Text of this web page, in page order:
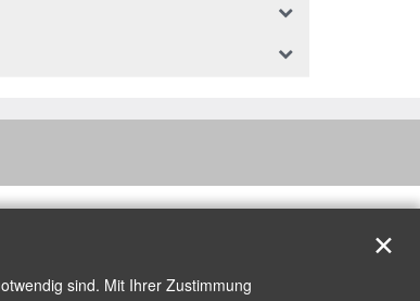
sind. Mit Ihrer Zustimmung
✕